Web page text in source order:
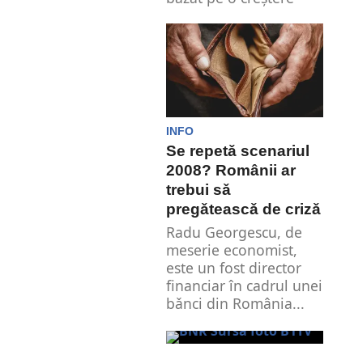
de...
INFO
Se repetǎ scenariul
2008? Românii ar
trebui sǎ
pregǎteascǎ de crizǎ
Radu Georgescu, de
meserie economist,
este un fost director
financiar în cadrul unei
bǎnci din România...